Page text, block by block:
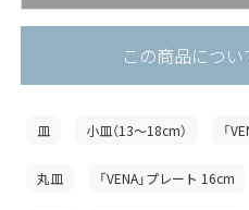
この商品につ
皿 小皿（13〜18cm） 「
丸皿 「VENA」プレート 16cm